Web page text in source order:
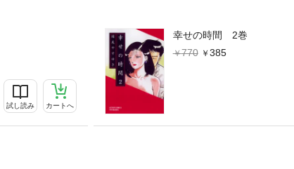
試し読み カートへ
幸せの時間 2巻
770
385